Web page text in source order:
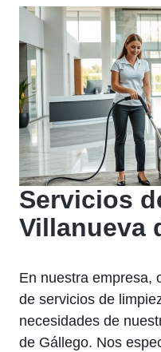
Servicios
Villanueva
En nuestra empresa,
de servicios de
necesidades de
de Gállego. Nos